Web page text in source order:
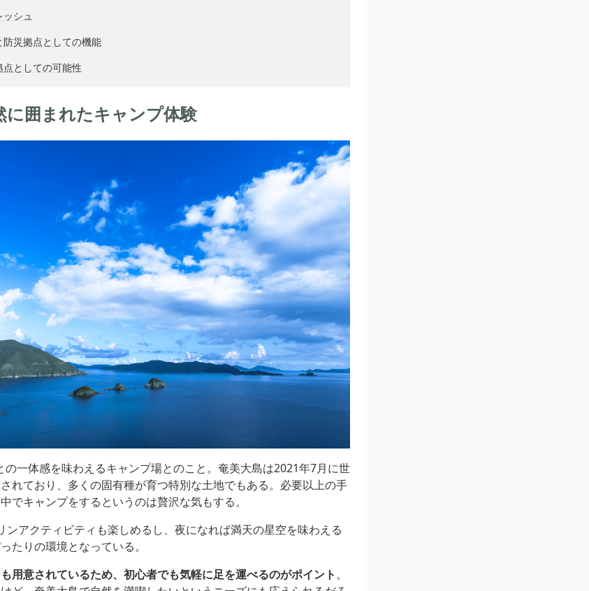
シュ
災拠点としての機能
としての可能性
に囲まれたキャンプ体験
の一体感を味わえるキャンプ場とのこと。奄美大島は2021年7月に世
れており、多くの固有種が育つ特別な土地でもある。必要以上の手
でキャンプをするというのは贅沢な気もする。
ンアクティビティも楽しめるし、夜になれば満天の星空を味わえる
たりの環境となっている。
用意されているため、初心者でも気軽に足を運べるのがポイント。